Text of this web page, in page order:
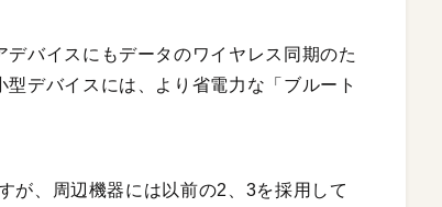
バイスにもデータのワイヤレス同期のた
デバイスには、より省電力な「ブルート
が、周辺機器には以前の2、3を採用して